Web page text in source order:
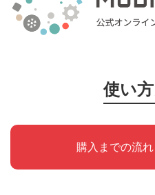
使い
購入までの流